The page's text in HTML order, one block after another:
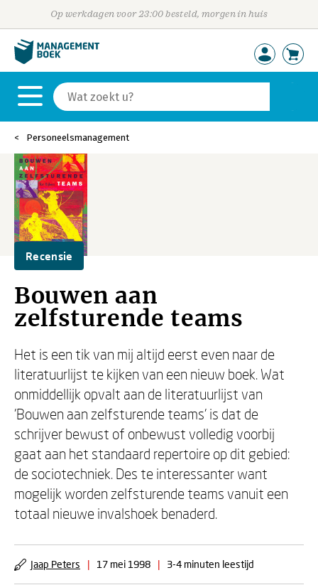
Op werkdagen voor 23:00 besteld, morgen in huis
Personeelsmanagement
Recensie
Bouwen aan
zelfsturende teams
Het is een tik van mij altijd eerst even naar de
literatuurlijst te kijken van een nieuw boek. Wat
onmiddellijk opvalt aan de literatuurlijst van
'Bouwen aan zelfsturende teams' is dat de
schrijver bewust of onbewust volledig voorbij
gaat aan het standaard repertoire op dit gebied:
de sociotechniek. Des te interessanter want
mogelijk worden zelfsturende teams vanuit een
totaal nieuwe invalshoek benaderd.
Jaap Peters | 17 mei 1998 | 3-4 minuten leestijd